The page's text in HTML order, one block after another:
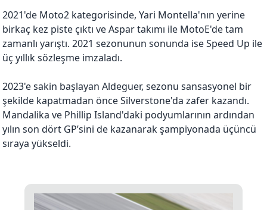
2021'de Moto2 kategorisinde, Yari Montella'nın yerine
birkaç kez piste çıktı ve Aspar takımı ile MotoE'de tam
zamanlı yarıştı. 2021 sezonunun sonunda ise Speed ​​Up ile
üç yıllık sözleşme imzaladı.
2023'e sakin başlayan Aldeguer, sezonu sansasyonel bir
şekilde kapatmadan önce Silverstone'da zafer kazandı.
Mandalika ve Phillip Island'daki podyumlarının ardından
yılın son dört GP’sini de kazanarak şampiyonada üçüncü
sıraya yükseldi.